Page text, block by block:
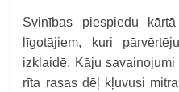
Svinības piespiedu
līgotājiem, kuri
izklaidē. Kāju
rīta rasas dēļ kļuvusi